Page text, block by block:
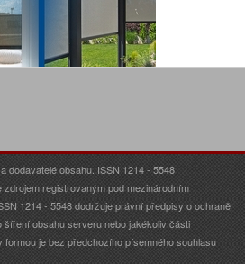
dodavatelé obsahu. ISSN 1214 - 5548
zdrojem registrovaným pod mezinárodním
1214 - 5548 dodržuje právní předpisy o ochraně
šíření obsahu serveru nebo jakékoliv části
formou je bez předchozího písemného souhlasu